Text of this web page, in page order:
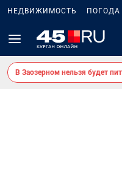
НЕДВИЖИМОСТЬ ПОГОДА
В Заозерном нельзя будет